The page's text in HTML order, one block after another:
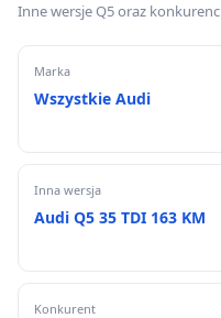
Inne wersje Q5 oraz
Marka
Wszystkie Audi
Inna wersja
Audi Q5 35 TDI 163 KM
Konkurent